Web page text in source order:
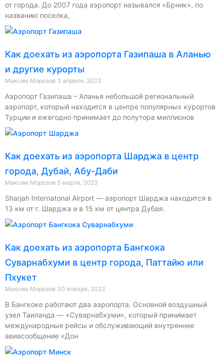
от города. До 2007 года аэропорт назывался «Брник», по
названию поселка,
Как доехать из аэропорта Газипаша в Аланью
и другие курорты
Максим Морозов 3 апреля, 2023
Аэропорт Газипаша – Аланья небольшой региональный
аэропорт, который находится в центре популярных курортов
Турции и ежегодно принимает до полутора миллионов
Как доехать из аэропорта Шарджа в центр
города, Дубай, Абу-Даби
Максим Морозов 5 марта, 2023
Sharjah Internatonal Airport — аэропорт Шарджа находится в
13 км от г. Шарджа и в 15 км от центра Дубая.
Как доехать из аэропорта Бангкока
Суварнабхуми в центр города, Паттайю или
Пхукет
Максим Морозов 30 января, 2023
В Бангкоке работают два аэропорта. Основной воздушный
узел Таиланда — «Суварнабхуми», который принимает
международные рейсы и обслуживающий внутреннее
авиасообщение «Дон